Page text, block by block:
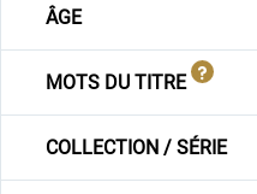
ÂGE
MOTS DU TITRE
COLLECTION / SÉRIE